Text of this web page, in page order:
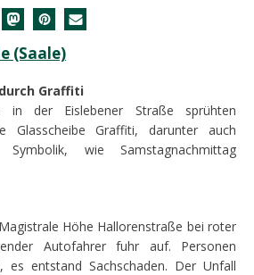
(Saale)
Graffiti
in der Eislebener Straße sprühten
Glasscheibe Graffiti, darunter auch
Symbolik, wie Samstagnachmittag
Höhe Hallorenstraße bei roter
Autofahrer fuhr auf. Personen
es entstand Sachschaden. Der Unfall